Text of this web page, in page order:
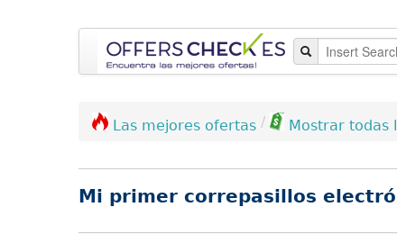
Las mejores ofertas / Mostrar todas
Mi primer correpasillos